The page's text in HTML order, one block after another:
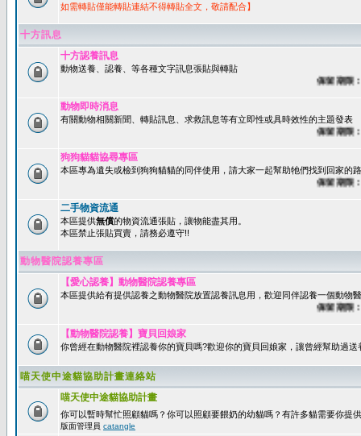
如需轉貼僅能轉貼連結不得轉貼全文，敬請配合】
十方訊息
十方認養訊息
動物送養、認養、等各種文字訊息張貼與轉貼
保留期限：60
動物即時消息
有關動物相關新聞、轉貼訊息、求救訊息等有立即性或具時效性的主題發表
保留期限：45
狗狗貓貓協尋專區
本區專為遺失或檢到狗狗貓貓的同伴使用，請大家一起幫助牠們找到回家的
保留期限：60
二手物資流通
本區提供無償的物資流通張貼，讓物能盡其用。
本區禁止張貼買賣，請務必遵守!!
動物醫院認養專區
【愛心認養】動物醫院認養專區
本區提供給有提供認養之動物醫院放置認養訊息用，歡迎同伴認養一個動物
保留期限：60
【動物醫院認養】寶貝回娘家
你曾經在動物醫院裡認養你的寶貝嗎?歡迎你的寶貝回娘家，讓曾經幫助過
喵天使中途貓協助計畫連絡站
喵天使中途貓協助計畫
你可以暫時幫忙照顧貓嗎？你可以照顧要餵奶的幼貓嗎？有許多貓需要你提
版面管理員 catangle